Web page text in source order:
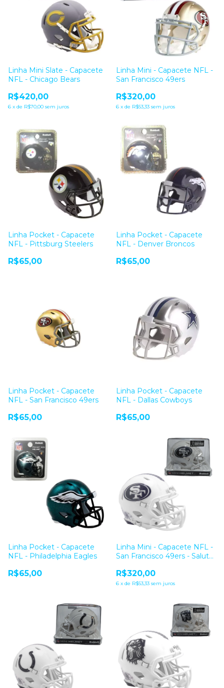
Linha Mini Slate - Capacete
NFL - Chicago Bears
R$420,00
6 x de R$70,00 sem juros
Linha Mini - Capacete NFL -
San Francisco 49ers
R$320,00
6 x de R$53,33 sem juros
Linha Pocket - Capacete
NFL - Pittsburg Steelers
R$65,00
Linha Pocket - Capacete
NFL - Denver Broncos
R$65,00
Linha Pocket - Capacete
NFL - San Francisco 49ers
R$65,00
Linha Pocket - Capacete
NFL - Dallas Cowboys
R$65,00
Linha Pocket - Capacete
NFL - Philadelphia Eagles
R$65,00
Linha Mini - Capacete NFL -
San Francisco 49ers - Salute
R$320,00
6 x de R$53,33 sem juros